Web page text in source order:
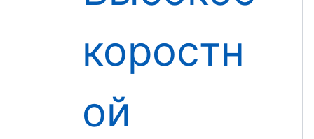
коростн
ой